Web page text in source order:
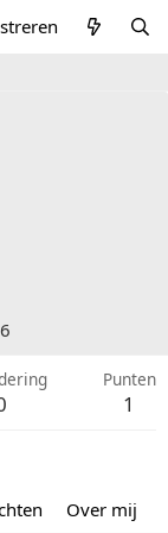
Punten
1
Over mij